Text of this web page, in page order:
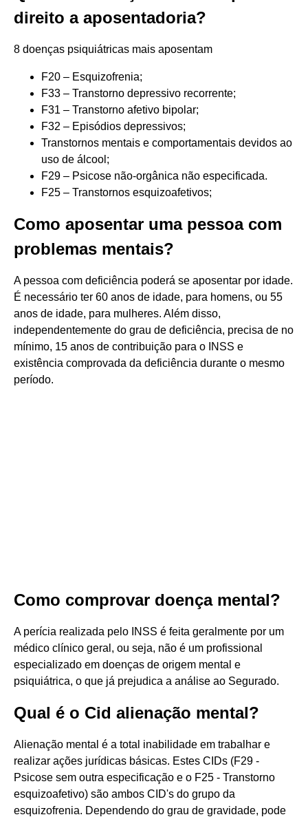
direito a aposentadoria?
8 doenças psiquiátricas mais aposentam
F20 – Esquizofrenia;
F33 – Transtorno depressivo recorrente;
F31 – Transtorno afetivo bipolar;
F32 – Episódios depressivos;
Transtornos mentais e comportamentais devidos ao
uso de álcool;
F29 – Psicose não-orgânica não especificada.
F25 – Transtornos esquizoafetivos;
Como aposentar uma pessoa com
problemas mentais?
A pessoa com deficiência poderá se aposentar por idade.
É necessário ter 60 anos de idade, para homens, ou 55
anos de idade, para mulheres. Além disso,
independentemente do grau de deficiência, precisa de no
mínimo, 15 anos de contribuição para o INSS e
existência comprovada da deficiência durante o mesmo
período.
Como comprovar doença mental?
A perícia realizada pelo INSS é feita geralmente por um
médico clínico geral, ou seja, não é um profissional
especializado em doenças de origem mental e
psiquiátrica, o que já prejudica a análise ao Segurado.
Qual é o Cid alienação mental?
Alienação mental é a total inabilidade em trabalhar e
realizar ações jurídicas básicas. Estes CIDs (F29 -
Psicose sem outra especificação e o F25 - Transtorno
esquizoafetivo) são ambos CID's do grupo da
esquizofrenia. Dependendo do grau de gravidade, pode